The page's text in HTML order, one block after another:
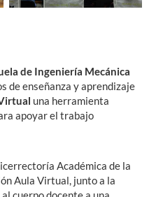
de Ingeniería Mecánica
de enseñanza y aprendizaje
una herramienta
apoyar el trabajo
Académica de la
Aula Virtual, junto a la